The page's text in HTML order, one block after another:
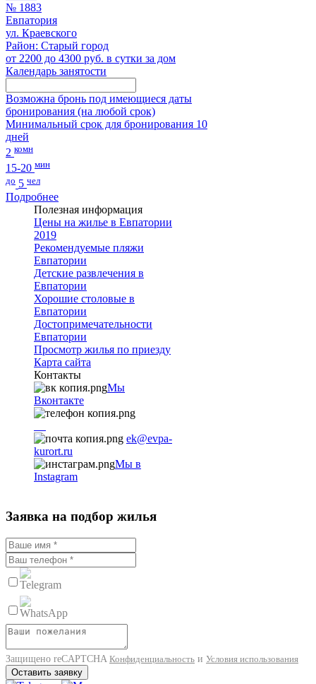
№ 1883
Евпатория
ул. Краевского
Район: Старый город
от 2200 до 4300 руб. в сутки за дом
Календарь занятости
Возможна бронь под имеющиеся даты
бронирования (на любой срок)
Минимальный срок для бронирования 10
дней
2 комн
15-20 мин
до 5 чел
Подробнее
Полезная информация
Цены на жилье в Евпатории
2019
Рекомендуемые пляжи
Евпатории
Детские развлечения в
Евпатории
Хорошие столовые в
Евпатории
Достопримечательности
Евпатории
Просмотр жилья по приезду
Карта сайта
Контакты
Мы
Вконтакте
ek@evpa-
kurort.ru
Мы в
Instagram
Заявка на подбор жилья
Защищено reCAPTCHA Конфиденциальность и Условия использования